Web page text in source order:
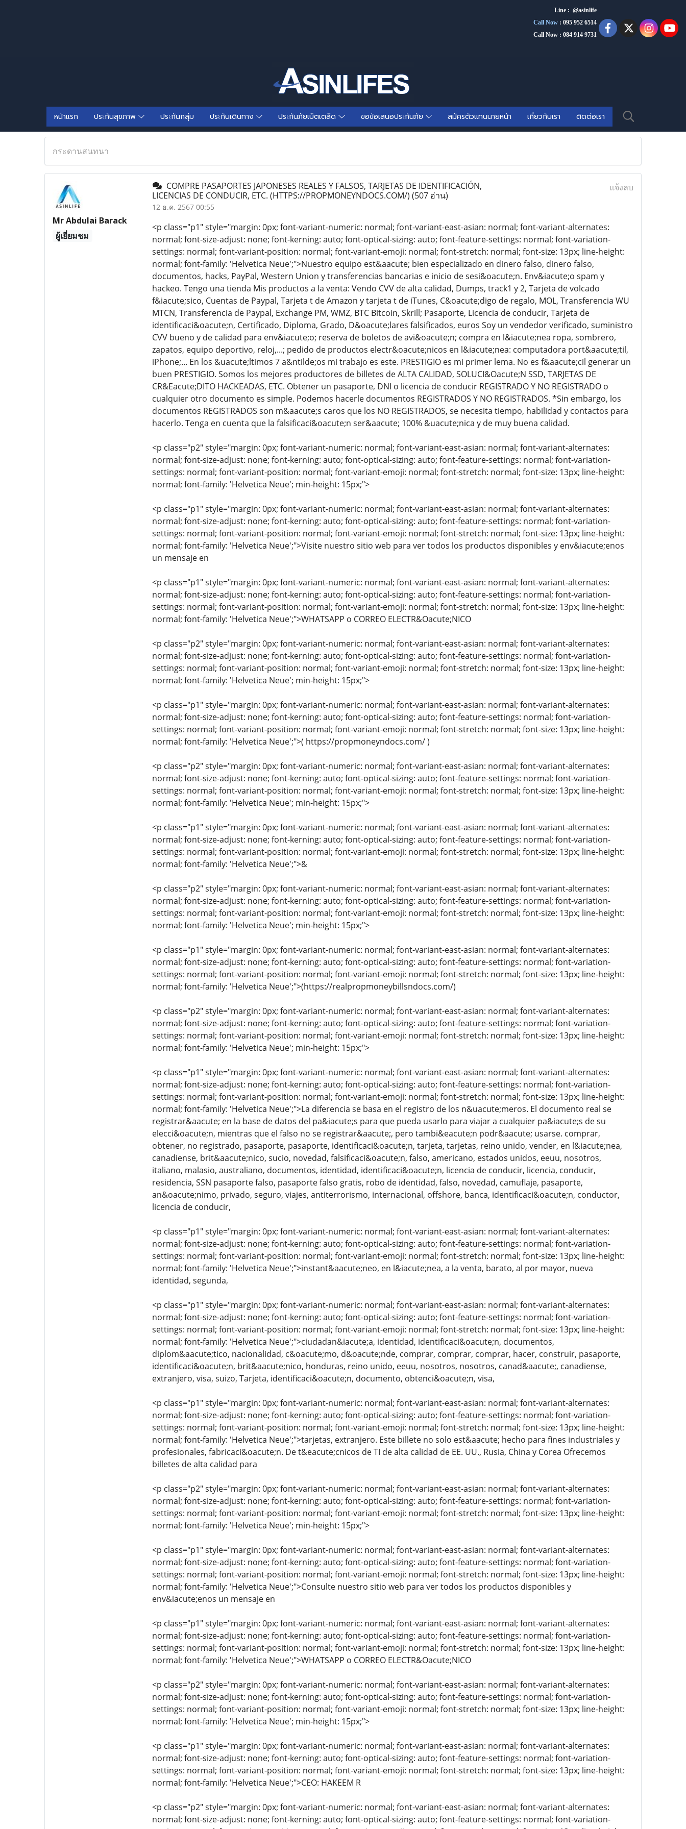
Line : @asinlife
Call Now : 095 952 6514
Call Now : 084 914 9731
หน้าแรก ประกันสุขภาพ ประกันกลุ่ม ประกันเดินทาง ประกันภัยเบ็ตเตล็ด ขอข้อเสนอประกันภัย สมัครตัวแทนนายหน้า เกี่ยวกับเรา ติดต่อเรา
กระดานสนทนา
Mr Abdulai Barack
ผู้เยี่ยมชม
COMPRE PASAPORTES JAPONESES REALES Y FALSOS, TARJETAS DE IDENTIFICACIÓN,
LICENCIAS DE CONDUCIR, ETC. (HTTPS://PROPMONEYNDOCS.COM/) (507 อ่าน)
12 ธ.ค. 2567 00:55
แจ้งลบ
<p class="p1" style="margin: 0px; font-variant-numeric: normal; font-variant-east-asian: normal; font-variant-alternates:
normal; font-size-adjust: none; font-kerning: auto; font-optical-sizing: auto; font-feature-settings: normal; font-variation-
settings: normal; font-variant-position: normal; font-variant-emoji: normal; font-stretch: normal; font-size: 13px; line-height:
normal; font-family: 'Helvetica Neue';">Nuestro equipo est&aacute; bien especializado en dinero falso, dinero falso,
documentos, hacks, PayPal, Western Union y transferencias bancarias e inicio de sesi&oacute;n. Env&iacute;o spam y
hackeo. Tengo una tienda Mis productos a la venta: Vendo CVV de alta calidad, Dumps, track1 y 2, Tarjeta de volcado
f&iacute;sico, Cuentas de Paypal, Tarjeta t de Amazon y tarjeta t de iTunes, C&oacute;digo de regalo, MOL, Transferencia WU
MTCN, Transferencia de Paypal, Exchange PM, WMZ, BTC Bitcoin, Skrill; Pasaporte, Licencia de conducir, Tarjeta de
identificaci&oacute;n, Certificado, Diploma, Grado, D&oacute;lares falsificados, euros Soy un vendedor verificado, suministro
CVV bueno y de calidad para env&iacute;o; reserva de boletos de avi&oacute;n; compra en l&iacute;nea ropa, sombrero,
zapatos, equipo deportivo, reloj,...; pedido de productos electr&oacute;nicos en l&iacute;nea: computadora port&aacute;til,
iPhone;... En los &uacute;ltimos 7 a&ntilde;os mi trabajo es este. PRESTIGIO es mi primer lema. No es f&aacute;cil generar un
buen PRESTIGIO. Somos los mejores productores de billetes de ALTA CALIDAD, SOLUCI&Oacute;N SSD, TARJETAS DE
CR&Eacute;DITO HACKEADAS, ETC. Obtener un pasaporte, DNI o licencia de conducir REGISTRADO Y NO REGISTRADO o
cualquier otro documento es simple. Podemos hacerle documentos REGISTRADOS Y NO REGISTRADOS. *Sin embargo, los
documentos REGISTRADOS son m&aacute;s caros que los NO REGISTRADOS, se necesita tiempo, habilidad y contactos para
hacerlo. Tenga en cuenta que la falsificaci&oacute;n ser&aacute; 100% &uacute;nica y de muy buena calidad.
<p class="p2" style="margin: 0px; font-variant-numeric: normal; font-variant-east-asian: normal; font-variant-alternates:
normal; font-size-adjust: none; font-kerning: auto; font-optical-sizing: auto; font-feature-settings: normal; font-variation-
settings: normal; font-variant-position: normal; font-variant-emoji: normal; font-stretch: normal; font-size: 13px; line-height:
normal; font-family: 'Helvetica Neue'; min-height: 15px;">
<p class="p1" style="margin: 0px; font-variant-numeric: normal; font-variant-east-asian: normal; font-variant-alternates:
normal; font-size-adjust: none; font-kerning: auto; font-optical-sizing: auto; font-feature-settings: normal; font-variation-
settings: normal; font-variant-position: normal; font-variant-emoji: normal; font-stretch: normal; font-size: 13px; line-height:
normal; font-family: 'Helvetica Neue';">Visite nuestro sitio web para ver todos los productos disponibles y env&iacute;enos
un mensaje en
<p class="p1" style="margin: 0px; font-variant-numeric: normal; font-variant-east-asian: normal; font-variant-alternates:
normal; font-size-adjust: none; font-kerning: auto; font-optical-sizing: auto; font-feature-settings: normal; font-variation-
settings: normal; font-variant-position: normal; font-variant-emoji: normal; font-stretch: normal; font-size: 13px; line-height:
normal; font-family: 'Helvetica Neue';">WHATSAPP o CORREO ELECTR&Oacute;NICO
<p class="p2" style="margin: 0px; font-variant-numeric: normal; font-variant-east-asian: normal; font-variant-alternates:
normal; font-size-adjust: none; font-kerning: auto; font-optical-sizing: auto; font-feature-settings: normal; font-variation-
settings: normal; font-variant-position: normal; font-variant-emoji: normal; font-stretch: normal; font-size: 13px; line-height:
normal; font-family: 'Helvetica Neue'; min-height: 15px;">
<p class="p1" style="margin: 0px; font-variant-numeric: normal; font-variant-east-asian: normal; font-variant-alternates:
normal; font-size-adjust: none; font-kerning: auto; font-optical-sizing: auto; font-feature-settings: normal; font-variation-
settings: normal; font-variant-position: normal; font-variant-emoji: normal; font-stretch: normal; font-size: 13px; line-height:
normal; font-family: 'Helvetica Neue';">( https://propmoneyndocs.com/ )
<p class="p2" style="margin: 0px; font-variant-numeric: normal; font-variant-east-asian: normal; font-variant-alternates:
normal; font-size-adjust: none; font-kerning: auto; font-optical-sizing: auto; font-feature-settings: normal; font-variation-
settings: normal; font-variant-position: normal; font-variant-emoji: normal; font-stretch: normal; font-size: 13px; line-height:
normal; font-family: 'Helvetica Neue'; min-height: 15px;">
<p class="p1" style="margin: 0px; font-variant-numeric: normal; font-variant-east-asian: normal; font-variant-alternates:
normal; font-size-adjust: none; font-kerning: auto; font-optical-sizing: auto; font-feature-settings: normal; font-variation-
settings: normal; font-variant-position: normal; font-variant-emoji: normal; font-stretch: normal; font-size: 13px; line-height:
normal; font-family: 'Helvetica Neue';">&
<p class="p2" style="margin: 0px; font-variant-numeric: normal; font-variant-east-asian: normal; font-variant-alternates:
normal; font-size-adjust: none; font-kerning: auto; font-optical-sizing: auto; font-feature-settings: normal; font-variation-
settings: normal; font-variant-position: normal; font-variant-emoji: normal; font-stretch: normal; font-size: 13px; line-height:
normal; font-family: 'Helvetica Neue'; min-height: 15px;">
<p class="p1" style="margin: 0px; font-variant-numeric: normal; font-variant-east-asian: normal; font-variant-alternates:
normal; font-size-adjust: none; font-kerning: auto; font-optical-sizing: auto; font-feature-settings: normal; font-variation-
settings: normal; font-variant-position: normal; font-variant-emoji: normal; font-stretch: normal; font-size: 13px; line-height:
normal; font-family: 'Helvetica Neue';">(https://realpropmoneybillsndocs.com/)
<p class="p2" style="margin: 0px; font-variant-numeric: normal; font-variant-east-asian: normal; font-variant-alternates:
normal; font-size-adjust: none; font-kerning: auto; font-optical-sizing: auto; font-feature-settings: normal; font-variation-
settings: normal; font-variant-position: normal; font-variant-emoji: normal; font-stretch: normal; font-size: 13px; line-height:
normal; font-family: 'Helvetica Neue'; min-height: 15px;">
<p class="p1" style="margin: 0px; font-variant-numeric: normal; font-variant-east-asian: normal; font-variant-alternates:
normal; font-size-adjust: none; font-kerning: auto; font-optical-sizing: auto; font-feature-settings: normal; font-variation-
settings: normal; font-variant-position: normal; font-variant-emoji: normal; font-stretch: normal; font-size: 13px; line-height:
normal; font-family: 'Helvetica Neue';">La diferencia se basa en el registro de los n&uacute;meros. El documento real se
registrar&aacute; en la base de datos del pa&iacute;s para que pueda usarlo para viajar a cualquier pa&iacute;s de su
elecci&oacute;n, mientras que el falso no se registrar&aacute;, pero tambi&eacute;n podr&aacute; usarse. comprar,
obtener, no registrado, pasaporte, pasaporte, identificaci&oacute;n, tarjeta, tarjetas, reino unido, vender, en l&iacute;nea,
canadiense, brit&aacute;nico, sucio, novedad, falsificaci&oacute;n, falso, americano, estados unidos, eeuu, nosotros,
italiano, malasio, australiano, documentos, identidad, identificaci&oacute;n, licencia de conducir, licencia, conducir,
residencia, SSN pasaporte falso, pasaporte falso gratis, robo de identidad, falso, novedad, camuflaje, pasaporte,
an&oacute;nimo, privado, seguro, viajes, antiterrorismo, internacional, offshore, banca, identificaci&oacute;n, conductor,
licencia de conducir,
<p class="p1" style="margin: 0px; font-variant-numeric: normal; font-variant-east-asian: normal; font-variant-alternates:
normal; font-size-adjust: none; font-kerning: auto; font-optical-sizing: auto; font-feature-settings: normal; font-variation-
settings: normal; font-variant-position: normal; font-variant-emoji: normal; font-stretch: normal; font-size: 13px; line-height:
normal; font-family: 'Helvetica Neue';">instant&aacute;neo, en l&iacute;nea, a la venta, barato, al por mayor, nueva
identidad, segunda,
<p class="p1" style="margin: 0px; font-variant-numeric: normal; font-variant-east-asian: normal; font-variant-alternates:
normal; font-size-adjust: none; font-kerning: auto; font-optical-sizing: auto; font-feature-settings: normal; font-variation-
settings: normal; font-variant-position: normal; font-variant-emoji: normal; font-stretch: normal; font-size: 13px; line-height:
normal; font-family: 'Helvetica Neue';">ciudadan&iacute;a, identidad, identificaci&oacute;n, documentos,
diplom&aacute;tico, nacionalidad, c&oacute;mo, d&oacute;nde, comprar, comprar, comprar, hacer, construir, pasaporte,
identificaci&oacute;n, brit&aacute;nico, honduras, reino unido, eeuu, nosotros, nosotros, canad&aacute;, canadiense,
extranjero, visa, suizo, Tarjeta, identificaci&oacute;n, documento, obtenci&oacute;n, visa,
<p class="p1" style="margin: 0px; font-variant-numeric: normal; font-variant-east-asian: normal; font-variant-alternates:
normal; font-size-adjust: none; font-kerning: auto; font-optical-sizing: auto; font-feature-settings: normal; font-variation-
settings: normal; font-variant-position: normal; font-variant-emoji: normal; font-stretch: normal; font-size: 13px; line-height:
normal; font-family: 'Helvetica Neue';">tarjetas, extranjero. Este billete no solo est&aacute; hecho para fines industriales y
profesionales, fabricaci&oacute;n. De t&eacute;cnicos de TI de alta calidad de EE. UU., Rusia, China y Corea Ofrecemos
billetes de alta calidad para
<p class="p2" style="margin: 0px; font-variant-numeric: normal; font-variant-east-asian: normal; font-variant-alternates:
normal; font-size-adjust: none; font-kerning: auto; font-optical-sizing: auto; font-feature-settings: normal; font-variation-
settings: normal; font-variant-position: normal; font-variant-emoji: normal; font-stretch: normal; font-size: 13px; line-height:
normal; font-family: 'Helvetica Neue'; min-height: 15px;">
<p class="p1" style="margin: 0px; font-variant-numeric: normal; font-variant-east-asian: normal; font-variant-alternates:
normal; font-size-adjust: none; font-kerning: auto; font-optical-sizing: auto; font-feature-settings: normal; font-variation-
settings: normal; font-variant-position: normal; font-variant-emoji: normal; font-stretch: normal; font-size: 13px; line-height:
normal; font-family: 'Helvetica Neue';">Consulte nuestro sitio web para ver todos los productos disponibles y
env&iacute;enos un mensaje en
<p class="p1" style="margin: 0px; font-variant-numeric: normal; font-variant-east-asian: normal; font-variant-alternates:
normal; font-size-adjust: none; font-kerning: auto; font-optical-sizing: auto; font-feature-settings: normal; font-variation-
settings: normal; font-variant-position: normal; font-variant-emoji: normal; font-stretch: normal; font-size: 13px; line-height:
normal; font-family: 'Helvetica Neue';">WHATSAPP o CORREO ELECTR&Oacute;NICO
<p class="p2" style="margin: 0px; font-variant-numeric: normal; font-variant-east-asian: normal; font-variant-alternates:
normal; font-size-adjust: none; font-kerning: auto; font-optical-sizing: auto; font-feature-settings: normal; font-variation-
settings: normal; font-variant-position: normal; font-variant-emoji: normal; font-stretch: normal; font-size: 13px; line-height:
normal; font-family: 'Helvetica Neue'; min-height: 15px;">
<p class="p1" style="margin: 0px; font-variant-numeric: normal; font-variant-east-asian: normal; font-variant-alternates:
normal; font-size-adjust: none; font-kerning: auto; font-optical-sizing: auto; font-feature-settings: normal; font-variation-
settings: normal; font-variant-position: normal; font-variant-emoji: normal; font-stretch: normal; font-size: 13px; line-height:
normal; font-family: 'Helvetica Neue';">CEO: HAKEEM R
<p class="p2" style="margin: 0px; font-variant-numeric: normal; font-variant-east-asian: normal; font-variant-alternates:
normal; font-size-adjust: none; font-kerning: auto; font-optical-sizing: auto; font-feature-settings: normal; font-variation-